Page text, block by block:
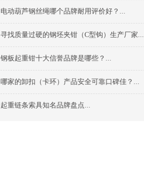
电动葫芦钢丝绳哪个品牌耐用评价好？...
寻找质量过硬的钢坯夹钳（C型钩）生产厂家...
钢板起重钳十大信誉品牌是哪些？...
哪家的卸扣（卡环）产品安全可靠口碑佳？...
起重链条索具知名品牌盘点...